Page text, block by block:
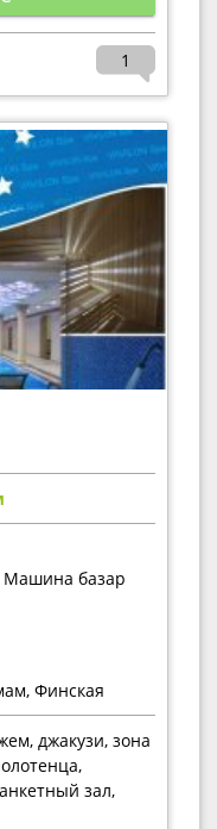
1
Машина базар
Финская
джакузи, зона
зал,